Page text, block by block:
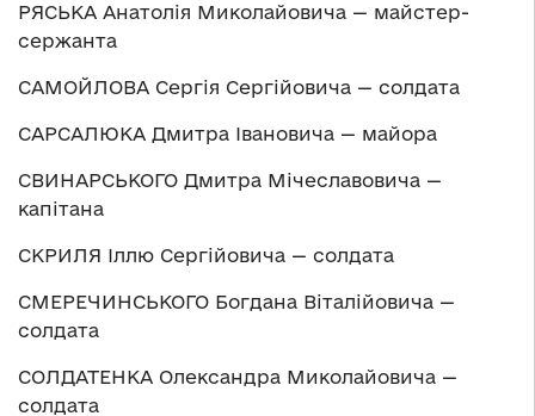
РЯСЬКА Анатолія Миколайовича — майстер-
сержанта
САМОЙЛОВА Сергія Сергійовича — солдата
САРСАЛЮКА Дмитра Івановича — майора
СВИНАРСЬКОГО Дмитра Мічеславовича —
капітана
СКРИЛЯ Іллю Сергійовича — солдата
СМЕРЕЧИНСЬКОГО Богдана Віталійовича —
солдата
СОЛДАТЕНКА Олександра Миколайовича —
солдата